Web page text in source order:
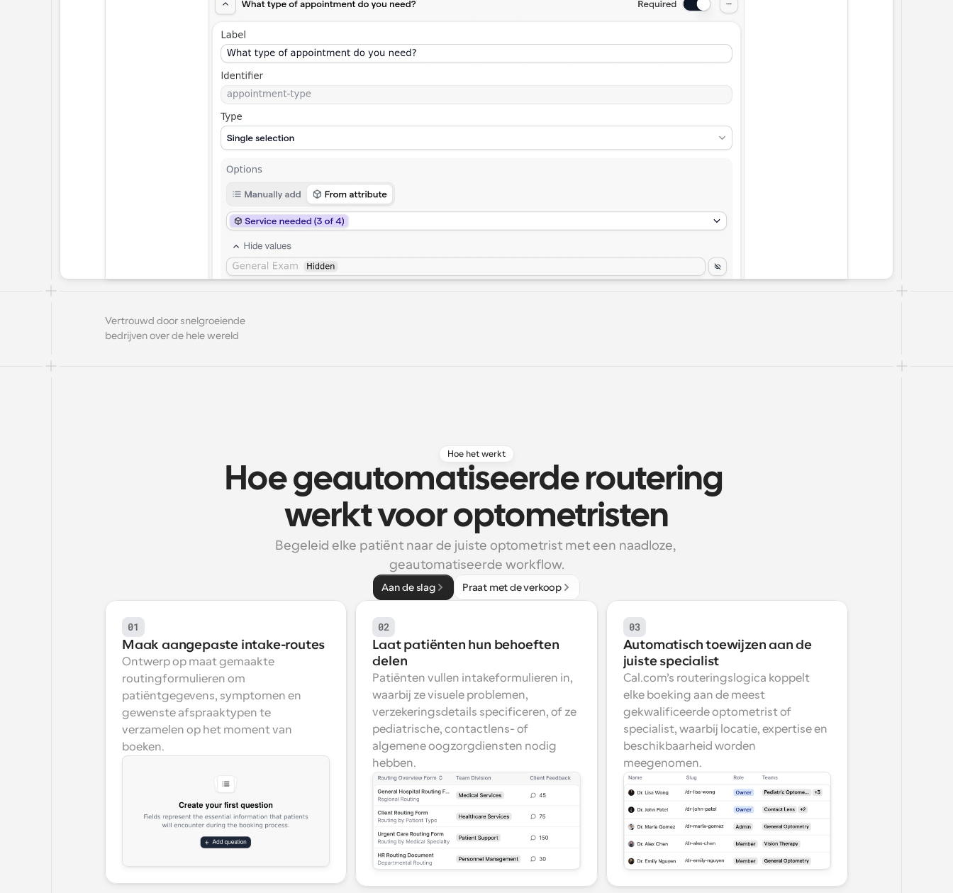
Vertrouwd door snelgroeiende
bedrijven over de hele wereld
Hoe het werkt
Hoe geautomatiseerde routering
werkt voor optometristen
Begeleid elke patiënt naar de juiste optometrist met een naadloze,
geautomatiseerde workflow.
Aan de slag Praat met de verkoop
01
Maak aangepaste intake-routes
Ontwerp op maat gemaakte
routingformulieren om
patiëntgegevens, symptomen en
gewenste afspraaktypen te
verzamelen op het moment van
boeken.
02
Laat patiënten hun behoeften
delen
Patiënten vullen intakeformulieren in,
waarbij ze visuele problemen,
verzekeringsdetails specificeren, of ze
pediatrische, contactlens- of
algemene oogzorgdiensten nodig
hebben.
03
Automatisch toewijzen aan de
juiste specialist
Cal.com’s routeringslogica koppelt
elke boeking aan de meest
gekwalificeerde optometrist of
specialist, waarbij locatie, expertise en
beschikbaarheid worden
meegenomen.